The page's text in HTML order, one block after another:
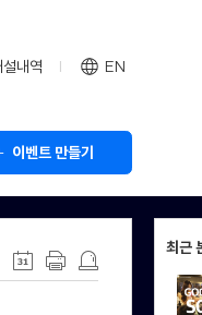
설내역 EN
이벤트 만들기
최근